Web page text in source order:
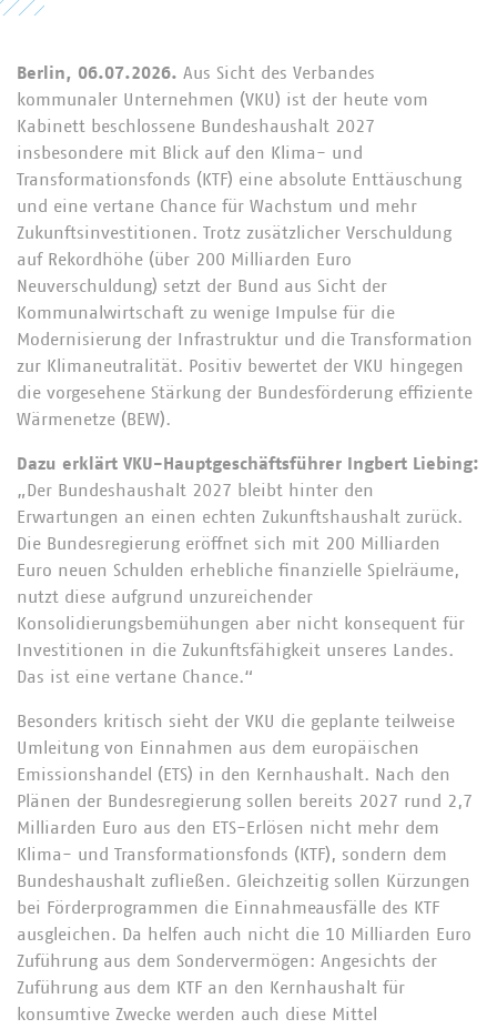
Berlin, 06.07.2026. Aus Sicht des Verbandes
kommunaler Unternehmen (VKU) ist der heute vom
Kabinett beschlossene Bundeshaushalt 2027
insbesondere mit Blick auf den Klima- und
Transformationsfonds (KTF) eine absolute Enttäuschung
und eine vertane Chance für Wachstum und mehr
Zukunftsinvestitionen. Trotz zusätzlicher Verschuldung
auf Rekordhöhe (über 200 Milliarden Euro
Neuverschuldung) setzt der Bund aus Sicht der
Kommunalwirtschaft zu wenige Impulse für die
Modernisierung der Infrastruktur und die Transformation
zur Klimaneutralität. Positiv bewertet der VKU hingegen
die vorgesehene Stärkung der Bundesförderung effiziente
Wärmenetze (BEW).
Dazu erklärt VKU-Hauptgeschäftsführer Ingbert Liebing:
„Der Bundeshaushalt 2027 bleibt hinter den
Erwartungen an einen echten Zukunftshaushalt zurück.
Die Bundesregierung eröffnet sich mit 200 Milliarden
Euro neuen Schulden erhebliche finanzielle Spielräume,
nutzt diese aufgrund unzureichender
Konsolidierungsbemühungen aber nicht konsequent für
Investitionen in die Zukunftsfähigkeit unseres Landes.
Das ist eine vertane Chance.“
Besonders kritisch sieht der VKU die geplante teilweise
Umleitung von Einnahmen aus dem europäischen
Emissionshandel (ETS) in den Kernhaushalt. Nach den
Plänen der Bundesregierung sollen bereits 2027 rund 2,7
Milliarden Euro aus den ETS-Erlösen nicht mehr dem
Klima- und Transformationsfonds (KTF), sondern dem
Bundeshaushalt zufließen. Gleichzeitig sollen Kürzungen
bei Förderprogrammen die Einnahmeausfälle des KTF
ausgleichen. Da helfen auch nicht die 10 Milliarden Euro
Zuführung aus dem Sondervermögen: Angesichts der
Zuführung aus dem KTF an den Kernhaushalt für
konsumtive Zwecke werden auch diese Mittel